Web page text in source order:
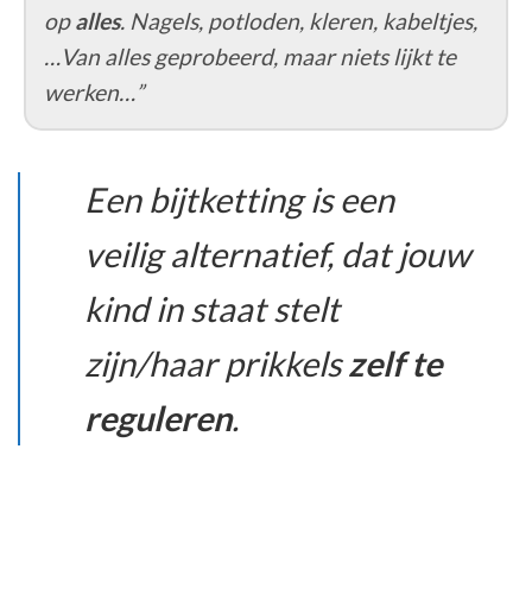
opalles. Nagels, potloden, kleren, kabeltjes,
…Van alles geprobeerd, maar niets lijkt te
werken…”
Een bijtketting is een
veilig alternatief, dat jouw
kind in staat stelt
zijn/haar prikkelszelf te
reguleren.